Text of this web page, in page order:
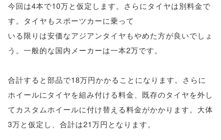
今回は4本で10万と仮定します。さらにタイヤは別料金で
す。タイヤもスポーツカーに乗って
いる限りは安価なアジアンタイヤもやめた方が良いでしょ
う。一般的な国内メーカーは一本2万です。
合計すると部品で18万円かかることになります。さらに
ホイールにタイヤを組み付ける料金、既存のタイヤを外し
てカスタムホイールに付け替える料金がかかります。大体
3万と仮定し、合計は21万円となります。